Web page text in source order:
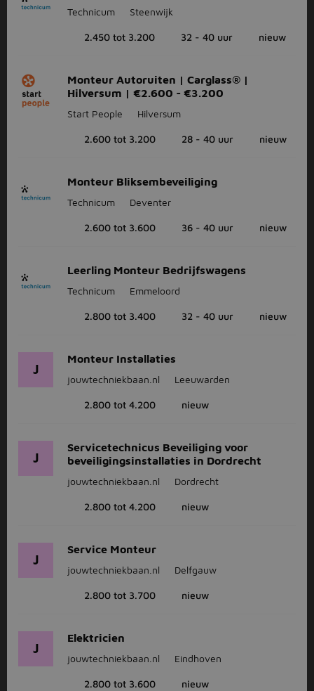
Technicum Steenwijk
2.450 tot 3.200 32 - 40 uur nieuw
Monteur Autoruiten | Carglass® |
Hilversum | €2.600 - €3.200
Start People Hilversum
2.600 tot 3.200 28 - 40 uur nieuw
Monteur Bliksembeveiliging
Technicum Deventer
2.600 tot 3.600 36 - 40 uur nieuw
Leerling Monteur Bedrijfswagens
Technicum Emmeloord
2.800 tot 3.400 32 - 40 uur nieuw
J
Monteur Installaties
jouwtechniekbaan.nl Leeuwarden
2.800 tot 4.200 nieuw
J
Servicetechnicus Beveiliging voor
beveiligingsinstallaties in Dordrecht
jouwtechniekbaan.nl Dordrecht
2.800 tot 4.200 nieuw
J
Service Monteur
jouwtechniekbaan.nl Delfgauw
2.800 tot 3.700 nieuw
J
Elektricien
jouwtechniekbaan.nl Eindhoven
2.800 tot 3.600 nieuw